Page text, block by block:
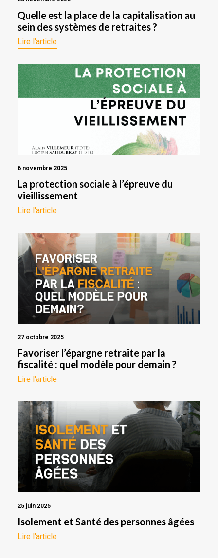
Quelle est la place de la capitalisation au
sein des systèmes de retraites ?
Lire l'article
6 novembre 2025
La protection sociale à l’épreuve du
vieillissement
Lire l'article
27 octobre 2025
Favoriser l’épargne retraite par la
fiscalité : quel modèle pour demain ?
Lire l'article
25 juin 2025
Isolement et Santé des personnes âgées
Lire l'article